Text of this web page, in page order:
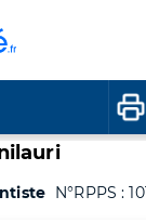
N°RPPS :